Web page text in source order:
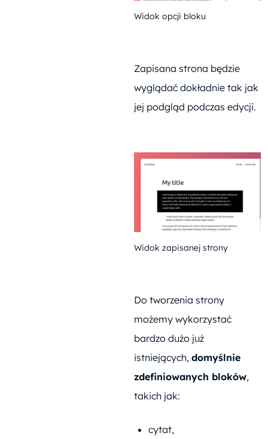
Widok opcji bloku
Zapisana strona będzie
wyglądać dokładnie tak jak
jej podgląd podczas edycji.
Widok zapisanej strony
Do tworzenia strony
możemy wykorzystać
bardzo dużo już
istniejących, domyślnie
zdefiniowanych bloków,
takich jak:
cytat,